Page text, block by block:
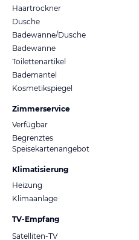
Haartrockner
Dusche
Badewanne/Dusche
Badewanne
Toilettenartikel
Bademantel
Kosmetikspiegel
Zimmerservice
Verfügbar
Begrenztes
Speisekartenangebot
Klimatisierung
Heizung
Klimaanlage
TV-Empfang
Satelliten-TV